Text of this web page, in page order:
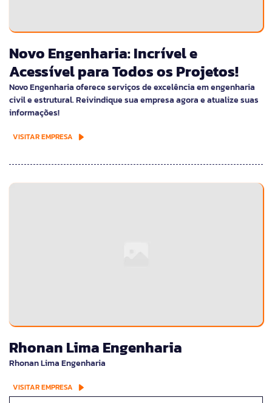
Novo Engenharia: Incrível e
Acessível para Todos os Projetos!
Novo Engenharia oferece serviços de excelência em engenharia
civil e estrutural. Reivindique sua empresa agora e atualize suas
informações!
VISITAR EMPRESA
Rhonan Lima Engenharia
Rhonan Lima Engenharia
VISITAR EMPRESA